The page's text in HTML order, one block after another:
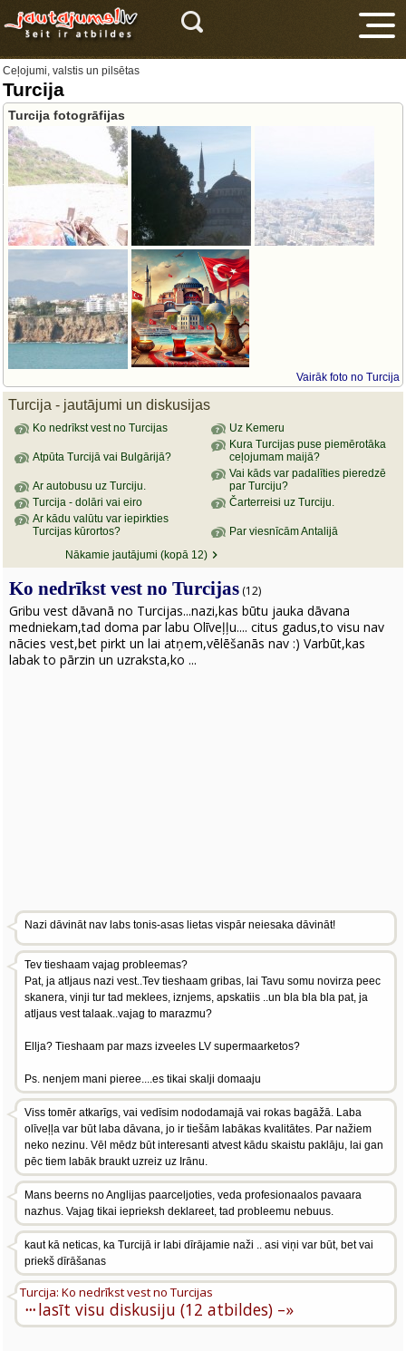
Ceļojumi, valstis un pilsētas
Turcija
Turcija fotogrāfijas
Vairāk foto no Turcija
Turcija - jautājumi un diskusijas
Ko nedrīkst vest no Turcijas Uz Kemeru
Atpūta Turcijā vai Bulgārijā?
Kura Turcijas puse piemērotāka
ceļojumam maijā?
Ar autobusu uz Turciju.
Vai kāds var padalīties pieredzē
par Turciju?
Turcija - dolāri vai eiro
Čarterreisi uz Turciju.
Ar kādu valūtu var iepirkties
Turcijas kūrortos?
Par viesnīcām Antalijā
Nākamie jautājumi (kopā 12)
Ko nedrīkst vest no Turcijas (12)
Gribu vest dāvanā no Turcijas...nazi,kas būtu jauka dāvana
medniekam,tad doma par labu Olīveļļu.... citus gadus,to visu nav
nācies vest,bet pirkt un lai atņem,vēlēšanās nav :) Varbūt,kas
labak to pārzin un uzraksta,ko ...
Nazi dāvināt nav labs tonis-asas lietas vispār neiesaka dāvināt!
Tev tieshaam vajag probleemas?
Pat, ja atljaus nazi vest..Tev tieshaam gribas, lai Tavu somu novirza peec
skanera, vinji tur tad meklees, iznjems, apskatiis ..un bla bla bla pat, ja
atljaus vest talaak..vajag to marazmu?
Ellja? Tieshaam par mazs izveeles LV supermaarketos?
Ps. nenjem mani pieree....es tikai skalji domaaju
Viss tomēr atkarīgs, vai vedīsim nododamajā vai rokas bagāžā. Laba
olīveļļa var būt laba dāvana, jo ir tiešām labākas kvalitātes. Par nažiem
neko nezinu. Vēl mēdz būt interesanti atvest kādu skaistu paklāju, lai gan
pēc tiem labāk braukt uzreiz uz Irānu.
Mans beerns no Anglijas paarceljoties, veda profesionaalos pavaara
nazhus. Vajag tikai ieprieksh deklareet, tad probleemu nebuus.
kaut kā neticas, ka Turcijā ir labi dīrājamie naži .. asi viņi var būt, bet vai
priekš dīrāšanas
···
Turcija: Ko nedrīkst vest no Turcijas
lasīt visu diskusiju (12 atbildes) –»